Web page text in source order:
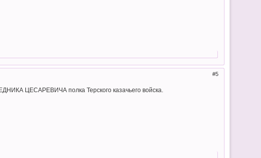
5
ЦЕСАРЕВИЧА полка Терского казачьего войска.